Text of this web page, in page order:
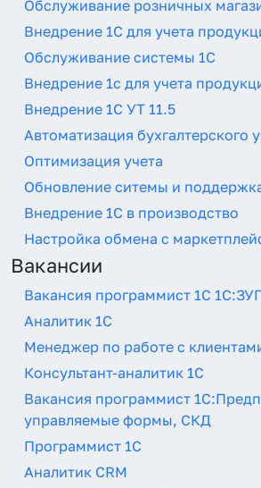
Обслуживание розничных
Внедрение 1С для учета
Обслуживание системы 1С
Внедрение 1с для учета
Внедрение 1С УТ 11.5
Автоматизация бухгалтерского
Оптимизация учета
Обновление ситемы и
Внедрение 1С в производство
Настройка обмена с
Вакансии
Вакансия программист 1С
Аналитик 1С
Менеджер по работе с
Консультант-аналитик 1С
Вакансия программист
управляемые формы, СКД
Программист 1С
Аналитик CRM